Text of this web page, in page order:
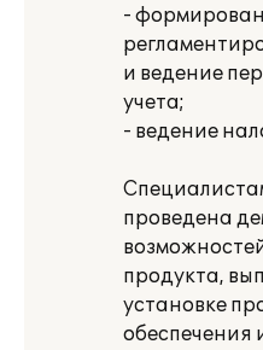
-
и ведение
учета;
- ведение
проведена
продукта,
установке
обеспечения